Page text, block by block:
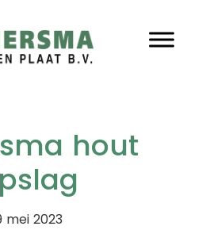
hout
mei 2023